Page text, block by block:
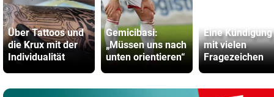
Über Tattoos und
die Krux mit der
Individualität
Gemicibasi:
„Müssen uns nach
unten orientieren“
Eine Kündigung
mit vielen
Fragezeichen